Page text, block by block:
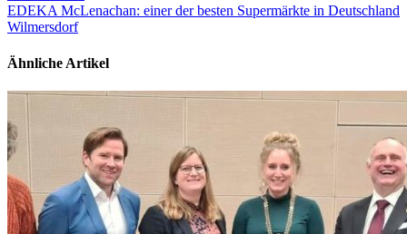
EDEKA McLenachan: einer der besten Supermärkte in Deutschland
Wilmersdorf
Ähnliche Artikel